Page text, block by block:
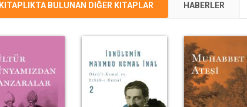
KITAPLIKTA BULUNAN DIĞER KITAPLAR HABERLER